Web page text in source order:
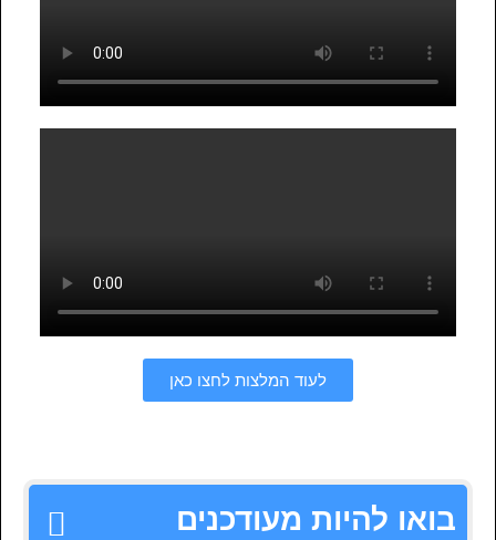
לעוד המלצות לחצו כאן
בואו להיות מעודכנים